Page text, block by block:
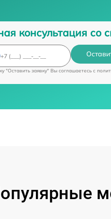
консультация со
"Оставить заявку" Вы соглашаетесь c